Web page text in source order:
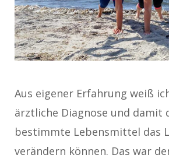
Aus eigener Erfahrung weiß
ärztliche Diagnose und damit
bestimmte Lebensmittel das
verändern können. Das war